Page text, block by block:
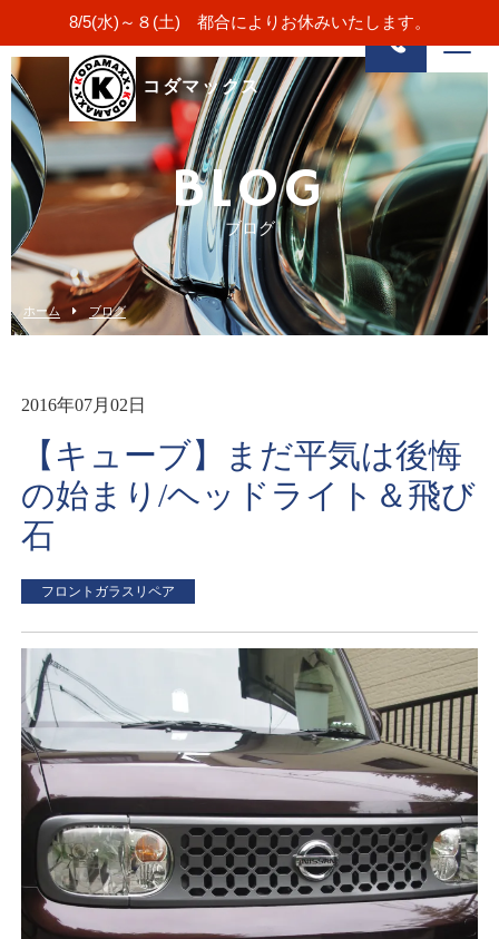
8/5(水)～８(土) 都合によりお休みいたします。
コダマックス
BLOG
ブログ
ホーム ブログ
2016年07月02日
【キューブ】まだ平気は後悔
の始まり/ヘッドライト＆飛び
石
フロントガラスリペア